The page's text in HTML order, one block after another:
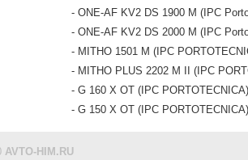
- ONE-AF KV2 DS 1900 M (IPC
- ONE-AF KV2 DS 2000 M (IPC
- MITHO 1501 M (IPC
- MITHO PLUS 2202 M II (IPC
- G 160 X OT (IPC PORTOTECNICA)
- G 150 X OT (IPC PORTOTECNICA)
AVTO-HIM.RU